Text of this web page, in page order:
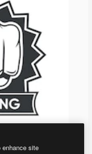
enhance site